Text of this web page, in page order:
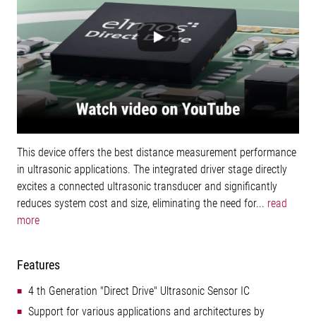
This device offers the best distance measurement performance
in ultrasonic applications. The integrated driver stage directly
excites a connected ultrasonic transducer and significantly
reduces system cost and size, eliminating the need for... read
more
Features
4 th Generation "Direct Drive" Ultrasonic Sensor IC
Support for various applications and architectures by